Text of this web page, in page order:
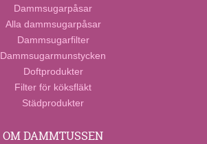
Dammsugarpåsar
Alla dammsugarpåsar
Dammsugarfilter
Dammsugarmunstycken
Doftprodukter
Filter för köksfläkt
Städprodukter
OM DAMMTUSSEN